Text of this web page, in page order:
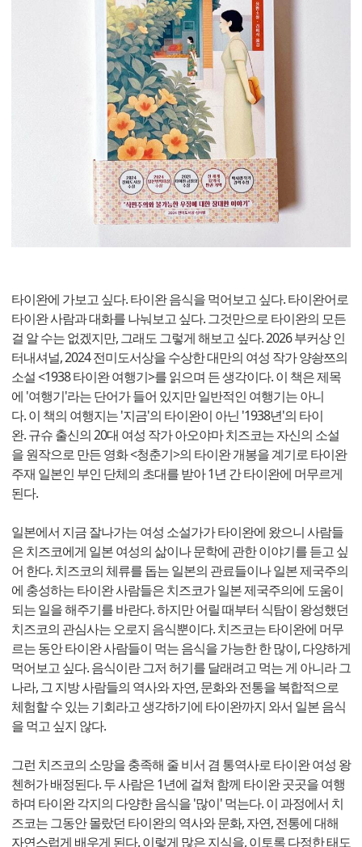
타이완에 가보고 싶다. 타이완 음식을 먹어보고 싶다. 타이완어로
타이완 사람과 대화를 나눠보고 싶다. 그것만으로 타이완의 모든
걸 알 수는 없겠지만, 그래도 그렇게 해보고 싶다. 2026 부커상 인
터내셔널, 2024 전미도서상을 수상한 대만의 여성 작가 양솽쯔의
소설 <1938 타이완 여행기>를 읽으며 든 생각이다. 이 책은 제목
에 '여행기'라는 단어가 들어 있지만 일반적인 여행기는 아니
다. 이 책의 여행지는 '지금'의 타이완이 아닌 '1938년'의 타이
완. 규슈 출신의 20대 여성 작가 아오야마 치즈코는 자신의 소설
을 원작으로 만든 영화 <청춘기>의 타이완 개봉을 계기로 타이완
주재 일본인 부인 단체의 초대를 받아 1년 간 타이완에 머무르게
된다.
일본에서 지금 잘나가는 여성 소설가가 타이완에 왔으니 사람들
은 치즈코에게 일본 여성의 삶이나 문학에 관한 이야기를 듣고 싶
어 한다. 치즈코의 체류를 돕는 일본의 관료들이나 일본 제국주의
에 충성하는 타이완 사람들은 치즈코가 일본 제국주의에 도움이
되는 일을 해주기를 바란다. 하지만 어릴 때부터 식탐이 왕성했던
치즈코의 관심사는 오로지 음식뿐이다. 치즈코는 타이완에 머무
르는 동안 타이완 사람들이 먹는 음식을 가능한 한 많이, 다양하게
먹어보고 싶다. 음식이란 그저 허기를 달래려고 먹는 게 아니라 그
나라, 그 지방 사람들의 역사와 자연, 문화와 전통을 복합적으로
체험할 수 있는 기회라고 생각하기에 타이완까지 와서 일본 음식
을 먹고 싶지 않다.
그런 치즈코의 소망을 충족해 줄 비서 겸 통역사로 타이완 여성 왕
첸허가 배정된다. 두 사람은 1년에 걸쳐 함께 타이완 곳곳을 여행
하며 타이완 각지의 다양한 음식을 '많이' 먹는다. 이 과정에서 치
즈코는 그동안 몰랐던 타이완의 역사와 문화, 자연, 전통에 대해
자연스럽게 배우게 된다. 이렇게 많은 지식을, 이토록 다정한 태도